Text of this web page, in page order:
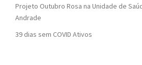
Projeto Outubro Rosa na Unidade de
Andrade
39 dias sem COVID Ativos